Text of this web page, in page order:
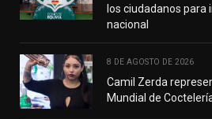
los ciudadanos para
nacional
8 DE AGOSTO DE 2026
Camil Zerda
Mundial de